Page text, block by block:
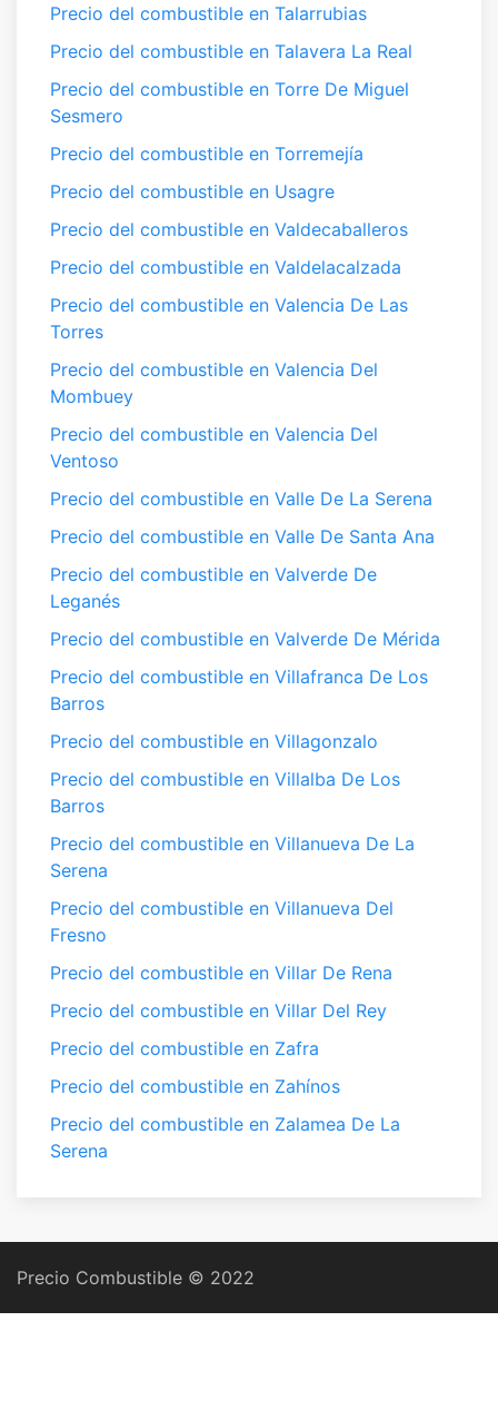
Precio del combustible en Talarrubias
Precio del combustible en Talavera La Real
Precio del combustible en Torre De Miguel
Sesmero
Precio del combustible en Torremejía
Precio del combustible en Usagre
Precio del combustible en Valdecaballeros
Precio del combustible en Valdelacalzada
Precio del combustible en Valencia De Las
Torres
Precio del combustible en Valencia Del
Mombuey
Precio del combustible en Valencia Del
Ventoso
Precio del combustible en Valle De La Serena
Precio del combustible en Valle De Santa Ana
Precio del combustible en Valverde De
Leganés
Precio del combustible en Valverde De Mérida
Precio del combustible en Villafranca De Los
Barros
Precio del combustible en Villagonzalo
Precio del combustible en Villalba De Los
Barros
Precio del combustible en Villanueva De La
Serena
Precio del combustible en Villanueva Del
Fresno
Precio del combustible en Villar De Rena
Precio del combustible en Villar Del Rey
Precio del combustible en Zafra
Precio del combustible en Zahínos
Precio del combustible en Zalamea De La
Serena
Precio Combustible © 2022